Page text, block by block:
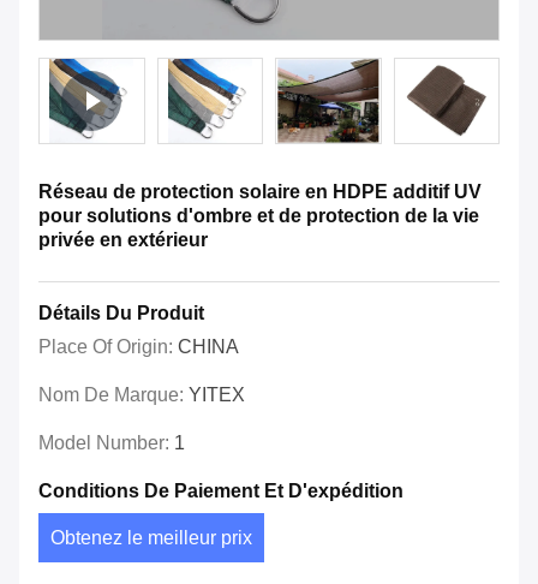
Réseau de protection solaire en HDPE additif UV
pour solutions d'ombre et de protection de la vie
privée en extérieur
Détails Du Produit
Place Of Origin: CHINA
Nom De Marque: YITEX
Model Number: 1
Conditions De Paiement Et D'expédition
Obtenez le meilleur prix